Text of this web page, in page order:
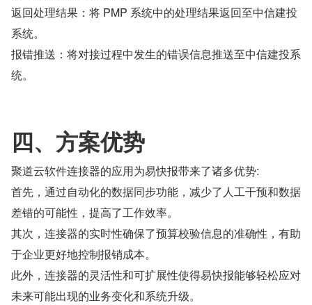
返回处理结果：将 PMP 系统中的处理结果返回至中信建投
系统。
报错推送：将对接过程中发生的错误信息推送至中信建投系
统。
四、方案优势
聚道云软件连接器的应用为易快报带来了诸多优势:
首先，通过自动化的数据同步功能，减少了人工干预和数据
差错的可能性，提高了工作效率。
其次，连接器的实时性确保了预算校验信息的准确性，有助
于企业更好地控制报销成本。
此外，连接器的灵活性和可扩展性使得易快报能够轻松应对
未来可能出现的业务变化和系统升级。